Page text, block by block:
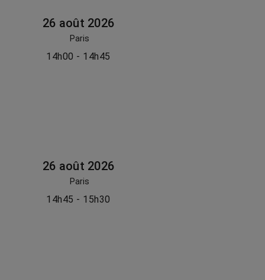
26 août 2026
Paris
14h00 - 14h45
26 août 2026
Paris
14h45 - 15h30